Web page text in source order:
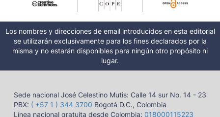
Los nombres y direcciones de email introducidos en esta editorial
se utilizarán exclusivamente para los fines declarados por la
misma y no estarán disponibles para ningún otro propósito ni
lugar.
Sede nacional José Celestino Mutis: Calle 14 sur No. 14 - 23
PBX: ( +57 1 ) 344 3700 Bogotá D.C., Colombia
Línea nacional gratuita desde Colombia: 018000115223